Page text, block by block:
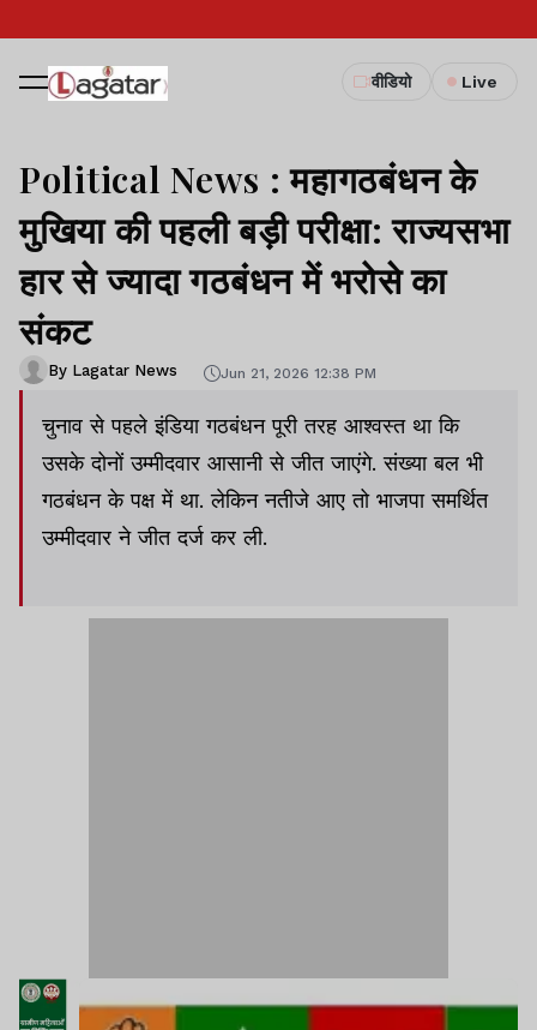
वीडियो Live
Political News : महागठबंधन के
मुखिया की पहली बड़ी परीक्षा: राज्यसभा
हार से ज्यादा गठबंधन में भरोसे का
संकट
By Lagatar News Jun 21, 2026 12:38 PM
चुनाव से पहले इंडिया गठबंधन पूरी तरह आश्वस्त था कि
उसके दोनों उम्मीदवार आसानी से जीत जाएंगे. संख्या बल भी
गठबंधन के पक्ष में था. लेकिन नतीजे आए तो भाजपा समर्थित
उम्मीदवार ने जीत दर्ज कर ली.